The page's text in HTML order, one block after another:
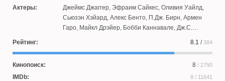
Теренс Уинтер
Майкл Митник Дэвид Мэтьюз ,
Джонатан Троппер
Крессида Уилсон
Актеры: Джеймс Джаггер, Эфраим Сайкес, Оливия Уайлд,
Сьюзэн Хэйард, Алекс Бенто, П.Дж. Бирн, Армен
Гаро, Майкл Дрэйер, Бобби Каннавале, Дж.С.
Энни Пэррис
Рейтинг: 8.1 /384
Кинопоиск: 8 / 2790
IMDb: 8 / 11641